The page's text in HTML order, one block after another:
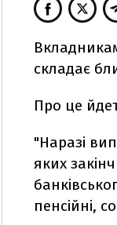
складає
Про це
"Наразі
яких
пенсійні,